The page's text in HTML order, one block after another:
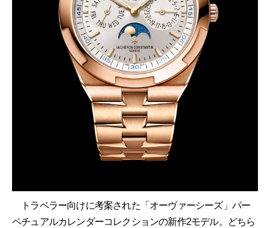
トラベラー向けに考案された「オーヴァーシーズ」パー
ペチュアルカレンダーコレクションの新作2モデル。どちら